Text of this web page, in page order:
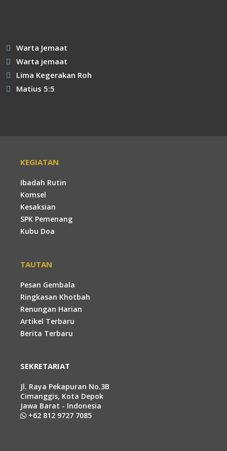
Kategori
Warta Jemaat
Tag
Warta jemaat
Lima Kegerakan Roh
Matius 5:5
KEGIATAN
Ibadah Rutin
Komsel
Kesaksian
SPK Pemenang
Kubu Doa
TAUTAN
Pesan Gembala
Ringkasan Khotbah
Renungan Harian
Artikel Terbaru
Berita Terbaru
SEKRETARIAT
Jl. Raya Pekapuran No.3B
Cimanggis, Kota Depok
Jawa Barat - Indonesia
+62 812 9727 7085